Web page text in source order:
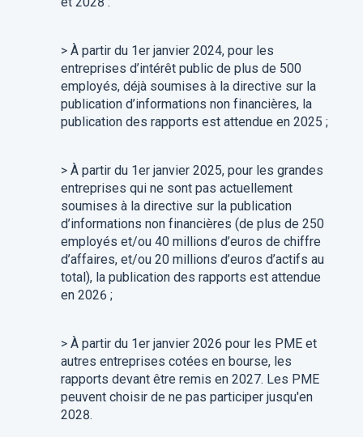
> À partir du 1er janvier 2024, pour les
entreprises d’intérêt public de plus de 500
employés, déjà soumises à la directive sur la
publication d’informations non financières, la
publication des rapports est attendue en 2025 ;
> À partir du 1er janvier 2025, pour les grandes
entreprises qui ne sont pas actuellement
soumises à la directive sur la publication
d’informations non financières (de plus de 250
employés et/ou 40 millions d’euros de chiffre
d’affaires, et/ou 20 millions d’euros d’actifs au
total), la publication des rapports est attendue
en 2026 ;
> À partir du 1er janvier 2026 pour les PME et
autres entreprises cotées en bourse, les
rapports devant être remis en 2027. Les PME
peuvent choisir de ne pas participer jusqu'en
2028.